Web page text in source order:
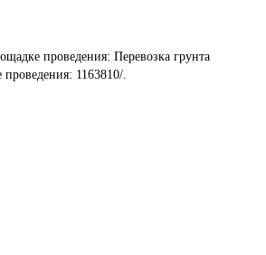
проведения: Перевозка грунта
проведения: 1163810/.